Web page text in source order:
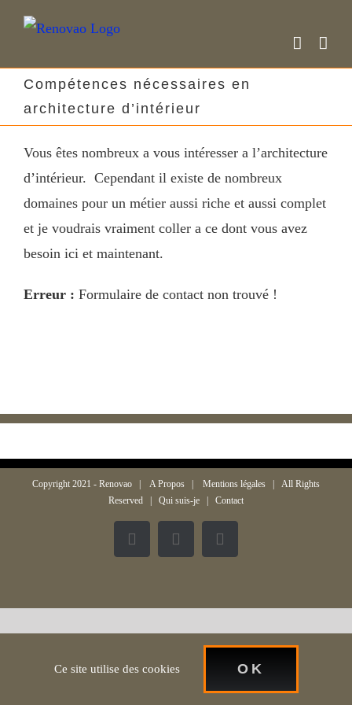
Skip
Compétences nécessaires en
architecture d’intérieur
Vous êtes nombreux a vous intéresser a l’architecture
d’intérieur. Cependant il existe de nombreux
domaines pour un métier aussi riche et aussi complet
et je voudrais vraiment coller a ce dont vous avez
besoin ici et maintenant.
Erreur : Formulaire de contact non trouvé !
Copyright 2021 - Renovao | A Propos | Mentions légales | All Rights
Reserved | Qui suis-je | Contact
FacebookTwitterInstagram
Ce site utilise des cookies OK